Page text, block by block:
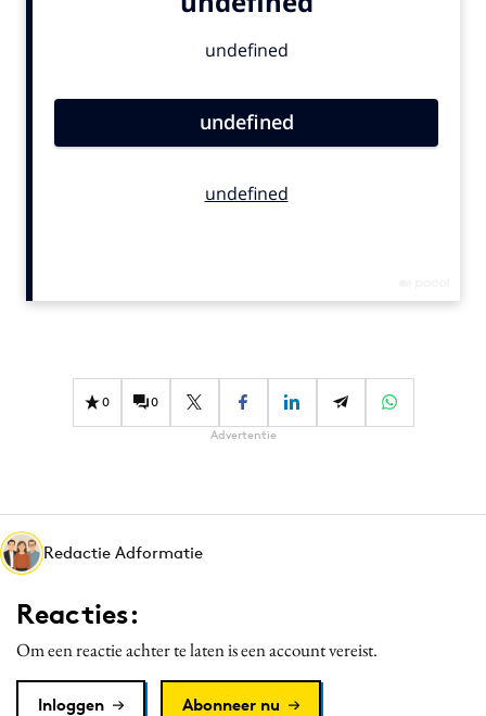
Gedragsverandering
Influencer marketing
Media
Merkstrategie
PR
Programmatic
Purpose Marketing
0 0
Advertentie
Redactie Adformatie
Reacties:
Om een reactie achter te laten is een account vereist.
Inloggen Abonneer nu